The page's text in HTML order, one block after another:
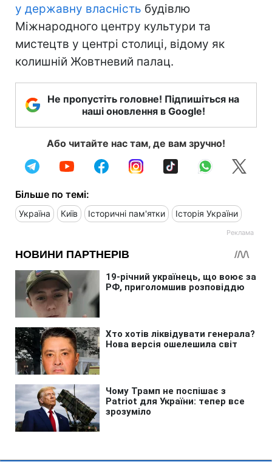
у державну власність будівлю
Міжнародного центру культури та
мистецтв у центрі столиці, відому як
колишній Жовтневий палац.
Не пропустіть головне! Підпишіться на
наші оновлення в Google!
Або читайте нас там, де вам зручно!
Більше по темі:
Україна Київ Історичні пам'ятки Історія України